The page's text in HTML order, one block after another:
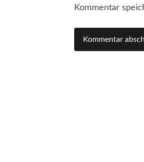
Kommentar